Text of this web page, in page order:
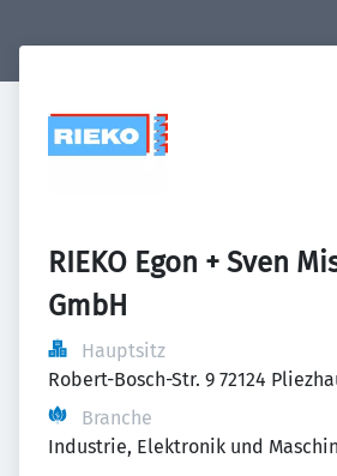
RIEKO Egon + Sven
GmbH
Hauptsitz
Robert-Bosch-Str. 9 72124
Branche
Industrie, Elektronik und